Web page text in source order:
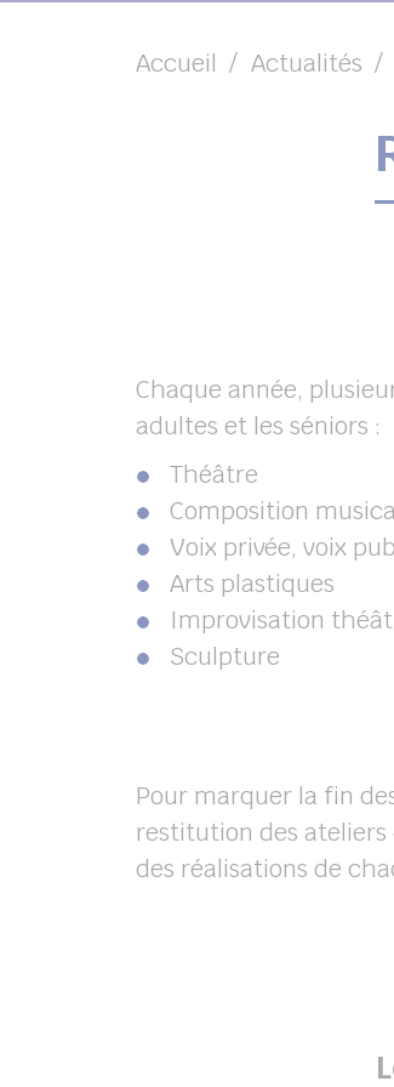
Accueil Actualités
Chaque année,
adultes et les séniors :
Théâtre
Composition
Voix privée, voix
Arts plastiques
Improvisation
Sculpture
Pour marquer la fin
restitution des ateliers
des réalisations de